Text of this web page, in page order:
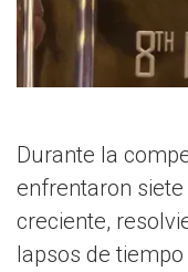
Durante la
enfrentaron
creciente,
lapsos de